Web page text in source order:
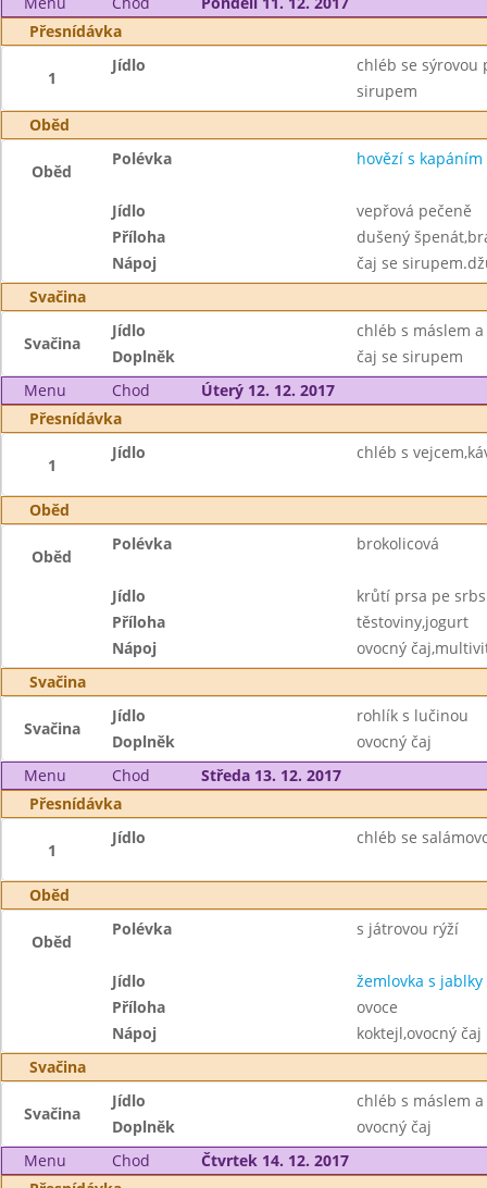
Přesnídávka
1
Jídlo
chléb se sýrovou
sirupem
Oběd
Oběd
Polévka hovězí s kapáním
Jídlo
vepřová pečeně
Příloha
dušený
Nápoj
čaj se
Svačina
Svačina
Jídlo
chléb s máslem
Doplněk
čaj se sirupem
Menu
Chod
Úterý 12. 12. 2017
Přesnídávka
1
Jídlo chléb s
Oběd
Oběd
Polévka brokolicová
Jídlo
krůtí prsa pe
Příloha
těstoviny,jogurt
Nápoj
ovocný
Svačina
Svačina
Jídlo
rohlík s lučinou
Doplněk
ovocný čaj
Menu
Chod
Středa 13. 12. 2017
Přesnídávka
1
Jídlo chléb se
Oběd
Oběd
Polévka s játrovou rýží
Jídlo
žemlovka s jablky
Příloha
ovoce
Nápoj
koktejl,ovocný čaj
Svačina
Svačina
Jídlo
chléb s máslem
Doplněk
ovocný čaj
Menu
Chod
Čtvrtek 14. 12. 2017